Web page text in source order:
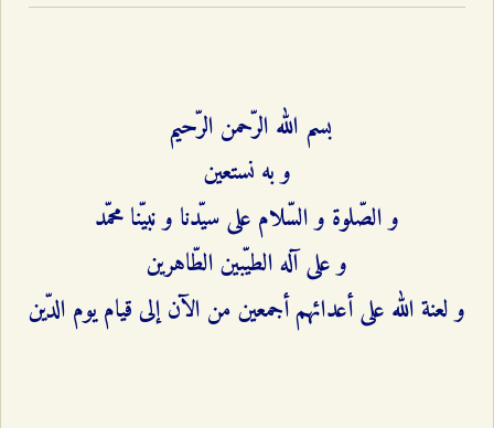
بسم الله الرّحمن الرّحيم
و به نستعين‌
و الصّلوة و السّلام على سيّدنا و نبيّنا محمّد
و على آله الطيّبين الطّاهرين‌
و لعنة الله على أعدائهم أجمعين من الآن إلى قيام يوم الدّين‌